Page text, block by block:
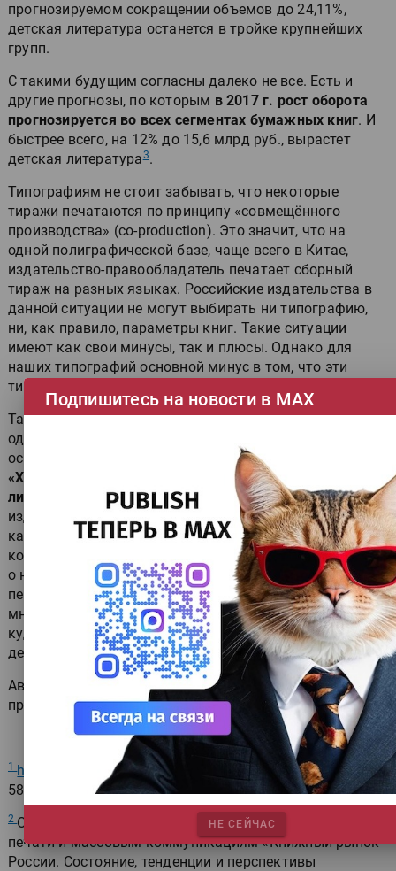
прогнозируемом сокращении объемов до 24,11%,
детская литература останется в тройке крупнейших
групп.
С такими будущим согласны далеко не все. Есть и
другие прогнозы, по которым в 2017 г. рост оборота
прогнозируется во всех сегментах бумажных книг. И
быстрее всего, на 12% до 15,6 млрд руб., вырастет
детская литература3.
Типографиям не стоит забывать, что некоторые
тиражи печатаются по принципу «совмещённого
производства» (co-production). Это значит, что на
одной полиграфической базе, чаще всего в Китае,
издательство-правообладатель печатает сборный
тираж на разных языках. Российские издательства в
данной ситуации не могут выбирать ни типографию,
ни, как правило, параметры книг. Такие ситуации
имеют как свои минусы, так и плюсы. Однако для
наших типографий основной минус в том, что эти
тиражи вряд ли будут печататься в России.
Таким образом, реально действующий игрок пока
один —
освоили производство, но находятся в начале пути:
«ХГМ ГРУПП»
«Тверской Полиграфкомбинат детской
литературы»
. В«Степ Пазл»
к сотрудничеству с
издательствами пока не готовы.
Вероятно, есть ещё
какие-то небольшие производственные компании, о
которых мы просто не знаем. Но и сами издательства
о них не в курсе, поскольку именно они являлись
первоначальными источниками информации. Сейчас
многие российские типографии размышляют над тем,
куда развиваться дальше. Почему бы не подумать о
детях?
Автор благодарит типографию «Проф-пресс» за
предоставленные образцы.
1 https://www.youtube.com/watch?v=99WDpFipDNc, с 2–
58.
2 Отраслевой доклад Федерального агентства по
печати и массовым коммуникациям «Книжный рынок
России. Состояние, тенденции и перспективы
Подпишитесь на новости в МАХ
НЕ СЕЙЧАС